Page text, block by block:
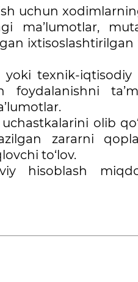
uchun
ma’lumotlar,
texnik-
foydalanishni
olib
zararni
to‘lov.
hisoblash